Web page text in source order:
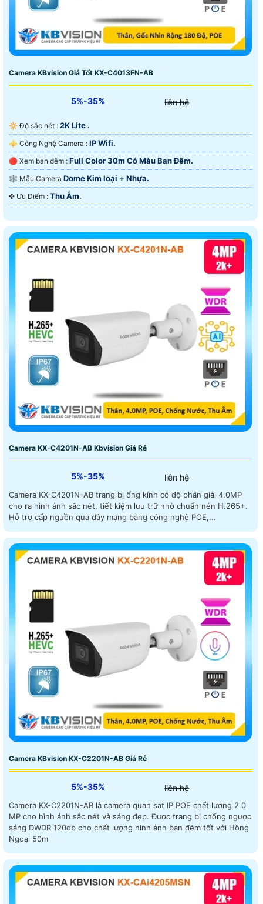
Camera KBvision Giá Tốt KX-C4013FN-AB
5%-35% liên hệ
🔆 Độ sắc nét : 2K Lite .
⚜️ Công Nghệ Camera : IP Wifi.
🔴 Xem ban đêm : Full Color 30m Có Màu Ban Ðêm.
🕸️ Mẫu Camera Dome Kim loại + Nhựa.
️✤ Ưu Điểm : Thu Âm.
Camera KX-C4201N-AB Kbvision Giá Rẻ
5%-35% liên hệ
Camera KX-C4201N-AB trang bị ống kính có độ phân giải 4.0MP
cho ra hình ảnh sắc nét, tiết kiệm lưu trữ nhờ chuẩn nén H.265+.
Hỗ trợ cấp nguồn qua dây mạng bằng công nghệ POE,...
Camera KBvision KX-C2201N-AB Giá Rẻ
5%-35% liên hệ
Camera KX-C2201N-AB là camera quan sát IP POE chất lượng 2.0
MP cho hình ảnh sắc nét và sáng đẹp. Được trang bị chống ngược
sáng DWDR 120db cho chất lượng hình ảnh ban đêm tốt với Hồng
Ngoại 50m